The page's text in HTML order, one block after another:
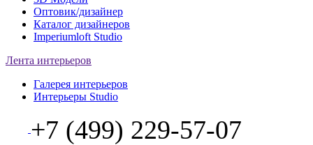
Оптовик/дизайнер
Каталог дизайнеров
Imperiumloft Studio
Лента интерьеров
Галерея интерьеров
Интерьеры Studio
+7 (499) 229-57-07